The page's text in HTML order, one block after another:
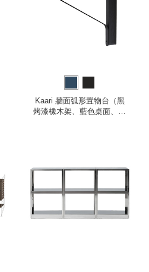
Kaari 牆面弧形置物台（黑
烤漆橡木架、藍色桌面、紅